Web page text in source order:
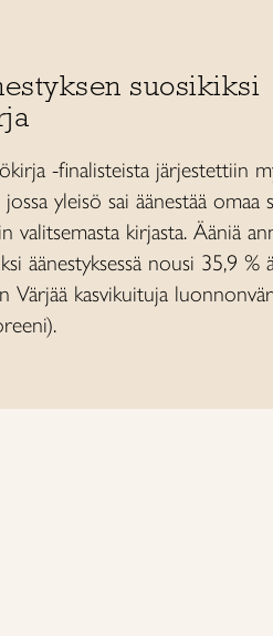
suosikiksi
-finalisteista järjestettiin
jossa yleisö sai äänestää omaa
valitsemasta kirjasta. Ääniä
äänestyksessä nousi 35,9 %
Värjää kasvikuituja